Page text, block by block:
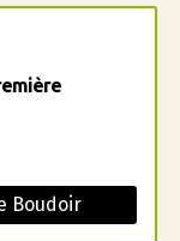
Boudoir